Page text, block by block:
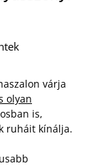
várja
olyan
is,
ruháit kínálja.